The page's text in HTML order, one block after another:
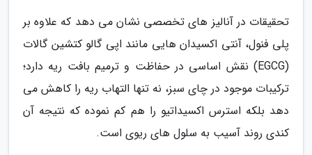
تحقیقات در آنالیز های تخصصی نشان می دهد که علاوه بر
پلی فنول، آنتی اکسیدان هایی مانند اپی گالو کتشین گالات
(EGCG) نقش اساسی در حفاظت و ترمیم بافت ریه دارد؛
ترکیبات موجود در چای سبز، نه تنها التهاب ریه را کاهش می
دهد بلکه استرس اکسیداتیو را هم کم نموده که نتیجه آن
کندی روند آسیب به سلول های ریوی است.